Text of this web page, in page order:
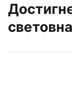
Достигнете